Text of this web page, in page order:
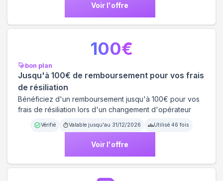
Voir l'offre
bon plan
Jusqu'à 100€ de remboursement pour vos frais
de résiliation
Bénéficiez d'un remboursement jusqu'à 100€ pour vos
frais de résiliation lors d'un changement d'opérateur
Vérifié Valable jusqu'au 31/12/2026 Utilisé 46 fois
Voir l'offre
100€